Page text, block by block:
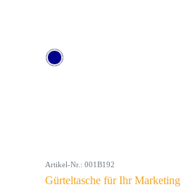
Artikel-Nr.: 001B192
Gürteltasche für Ihr Marketing